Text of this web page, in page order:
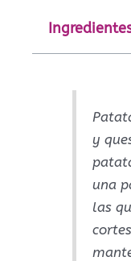
y
una
las